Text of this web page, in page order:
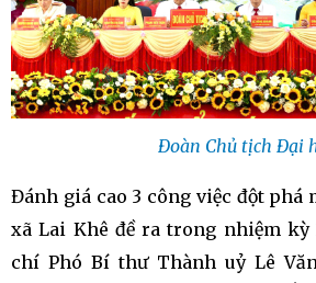
Đoàn Chủ tịch Đại
Đánh giá cao 3 công việc đột phá
xã Lai Khê đề ra trong nhiệm kỳ
chí Phó Bí thư Thành uỷ Lê